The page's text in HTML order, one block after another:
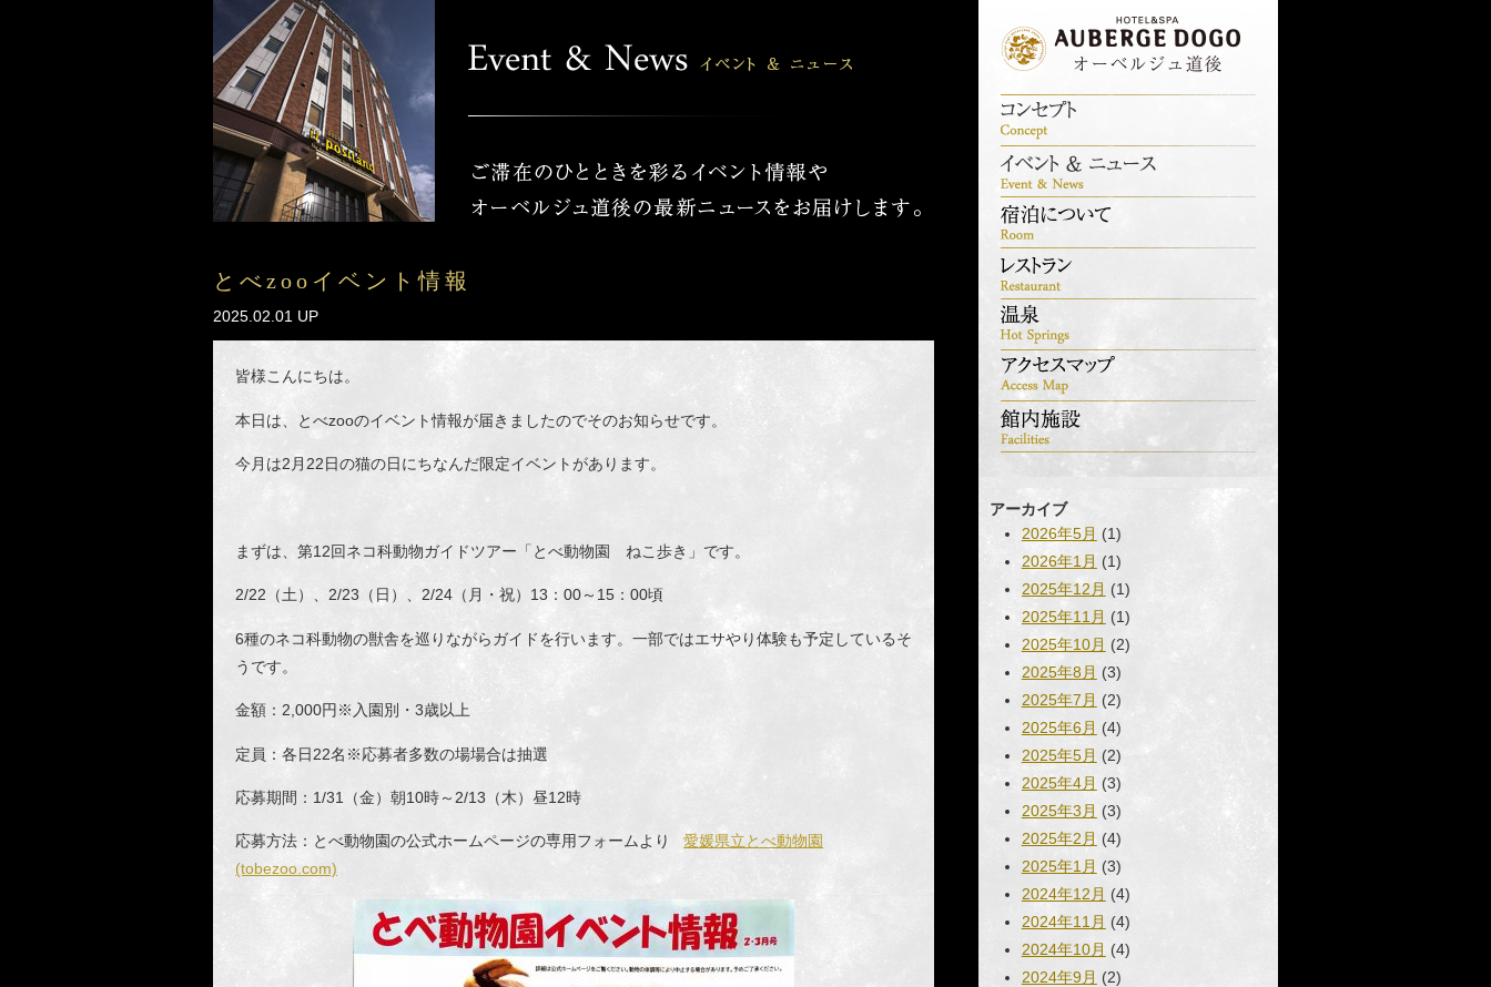
アーカイブ
2026年5月 (1)
2026年1月 (1)
2025年12月 (1)
2025年11月 (1)
2025年10月 (2)
2025年8月 (3)
2025年7月 (2)
2025年6月 (4)
2025年5月 (2)
2025年4月 (3)
2025年3月 (3)
2025年2月 (4)
2025年1月 (3)
2024年12月 (4)
2024年11月 (4)
2024年10月 (4)
2024年9月 (2)
とべzooイベント情報
2025.02.01 UP
皆様こんにちは。
本日は、とべzooのイベント情報が届きましたのでそのお知らせです。
今月は2月22日の猫の日にちなんだ限定イベントがあります。
まずは、第12回ネコ科動物ガイドツアー「とべ動物園 ねこ歩き」です。
2/22（土）、2/23（日）、2/24（月・祝）13：00～15：00頃
6種のネコ科動物の獣舎を巡りながらガイドを行います。一部ではエサやり体験も予定しているそ
うです。
金額：2,000円※入園別・3歳以上
定員：各日22名※応募者多数の場場合は抽選
応募期間：1/31（金）朝10時～2/13（木）昼12時
応募方法：とべ動物園の公式ホームページの専用フォームより 愛媛県立とべ動物園
(tobezoo.com)